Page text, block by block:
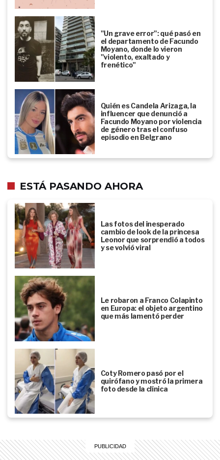
"Un grave error": qué pasó en
el departamento de Facundo
Moyano, donde lo vieron
"violento, exaltado y
frenético"
Quién es Candela Arizaga, la
influencer que denunció a
Facundo Moyano por violencia
de género tras el confuso
episodio en Belgrano
ESTÁ PASANDO AHORA
Las fotos del inesperado
cambio de look de la princesa
Leonor que sorprendió a todos
y se volvió viral
Le robaron a Franco Colapinto
en Europa: el objeto argentino
que más lamentó perder
Coty Romero pasó por el
quirófano y mostró la primera
foto desde la clínica